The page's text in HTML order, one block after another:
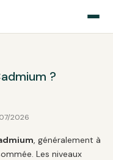
?
2026
, généralement à
Les niveaux